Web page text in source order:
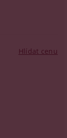
Hlídat cenu